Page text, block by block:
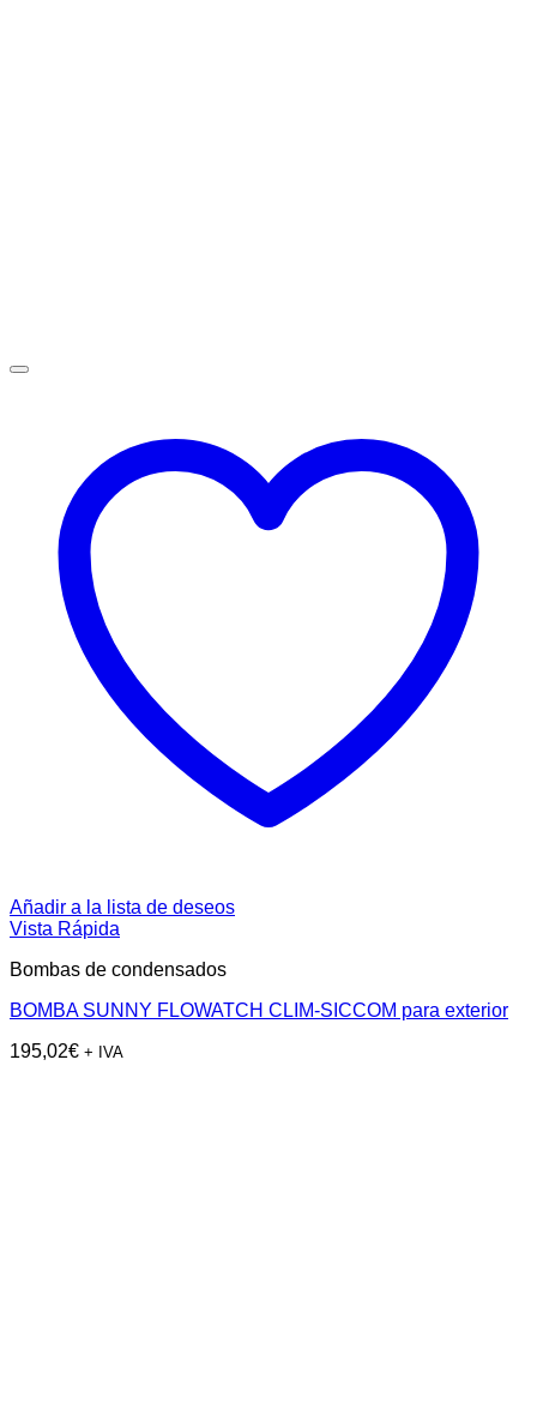
Añadir a la lista de deseos
Vista Rápida
Bombas de condensados
BOMBA SUNNY FLOWATCH CLIM-SICCOM para exterior
195,02€ + IVA